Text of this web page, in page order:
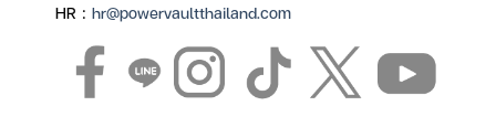
HR : hr@powervaultthailand.com